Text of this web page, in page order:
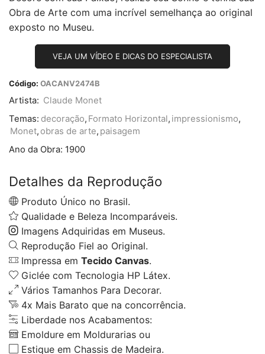
Obra de Arte com uma incrível semelhança ao original
exposto no Museu.
VEJA UM VÍDEO E DICAS DO ESPECIALISTA
Código: OACANV2474B
Artista: Claude Monet
Temas: decoração, Formato Horizontal , impressionismo,
Monet, obras de arte, paisagem
Ano da Obra: 1900
Detalhes da Reprodução
Produto Único no Brasil.
Qualidade e Beleza Incomparáveis.
Imagens Adquiridas em Museus.
Reprodução Fiel ao Original.
Impressa em Tecido Canvas.
Giclée com Tecnologia HP Látex.
Vários Tamanhos Para Decorar.
4x Mais Barato que na concorrência.
Liberdade nos Acabamentos:
Emoldure em Moldurarias ou
Estique em Chassis de Madeira.